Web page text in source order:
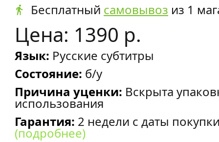
Бесплатный самовывоз из 1
Цена: 1390 р.
Язык: Русские субтитры
Состояние: б/у
Причина уценки: Вскрыта
использования
Гарантия: 2 недели с даты
(подробнее)